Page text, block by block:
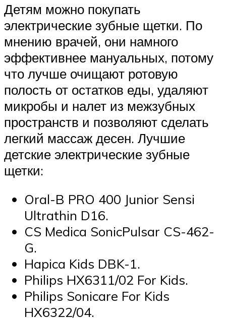
Детям можно покупать
электрические зубные щетки. По
мнению врачей, они намного
эффективнее мануальных, потому
что лучше очищают ротовую
полость от остатков еды, удаляют
микробы и налет из межзубных
пространств и позволяют сделать
легкий массаж десен. Лучшие
детские электрические зубные
щетки:
Oral-B PRO 400 Junior Sensi
Ultrathin D16.
CS Medica SonicPulsar CS-462-
G.
Hapica Kids DBK-1.
Philips HX6311/02 For Kids.
Philips Sonicare For Kids
HX6322/04.